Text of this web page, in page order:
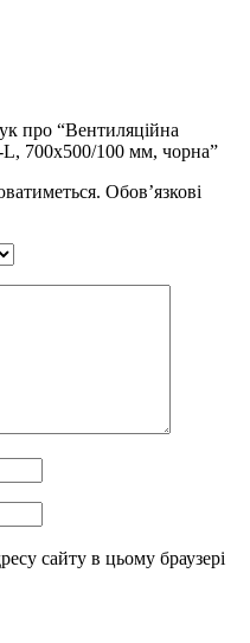
про “Вентиляційна
L, 700х500/100 мм, чорна”
Обов’язкові
сайту в цьому браузері